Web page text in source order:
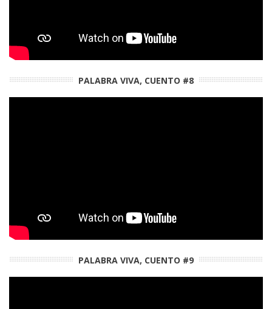
PALABRA VIVA, CUENTO #8
PALABRA VIVA, CUENTO #9